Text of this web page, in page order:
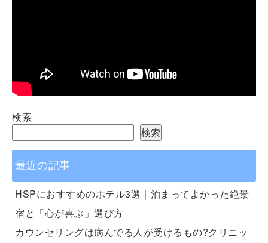
検索
検索
最近の記事
HSPにおすすめのホテル3選｜泊まってよかった絶景
宿と「心が喜ぶ」選び方
カウンセリングは病んでる人が受けるもの?クリニッ